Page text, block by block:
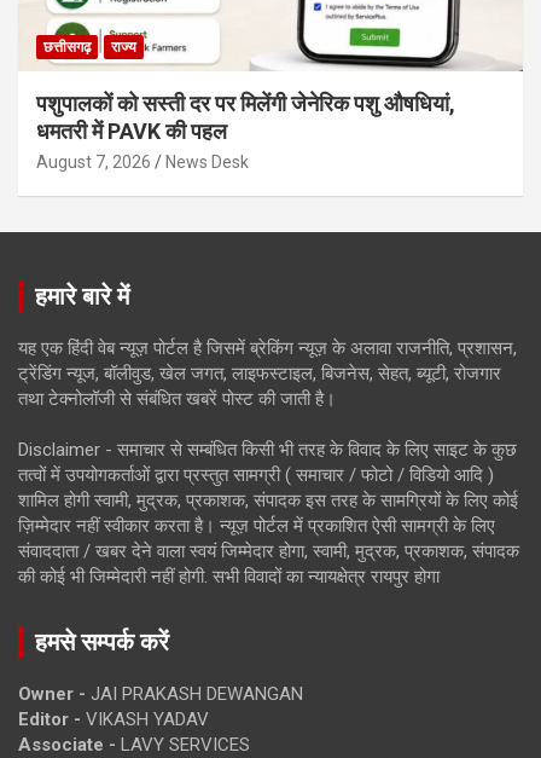
छत्तीसगढ़ राज्य
पशुपालकों को सस्ती दर पर मिलेंगी जेनेरिक पशु औषधियां,
धमतरी में PAVK की पहल
August 7, 2026 News Desk
हमारे बारे में
यह एक हिंदी वेब न्यूज़ पोर्टल है जिसमें ब्रेकिंग न्यूज़ के अलावा राजनीति, प्रशासन,
ट्रेंडिंग न्यूज, बॉलीवुड, खेल जगत, लाइफस्टाइल, बिजनेस, सेहत, ब्यूटी, रोजगार
तथा टेक्नोलॉजी से संबंधित खबरें पोस्ट की जाती है।
Disclaimer - समाचार से सम्बंधित किसी भी तरह के विवाद के लिए साइट के कुछ
तत्वों में उपयोगकर्ताओं द्वारा प्रस्तुत सामग्री ( समाचार / फोटो / विडियो आदि )
शामिल होगी स्वामी, मुद्रक, प्रकाशक, संपादक इस तरह के सामग्रियों के लिए कोई
ज़िम्मेदार नहीं स्वीकार करता है। न्यूज़ पोर्टल में प्रकाशित ऐसी सामग्री के लिए
संवाददाता / खबर देने वाला स्वयं जिम्मेदार होगा, स्वामी, मुद्रक, प्रकाशक, संपादक
की कोई भी जिम्मेदारी नहीं होगी. सभी विवादों का न्यायक्षेत्र रायपुर होगा
हमसे सम्पर्क करें
Owner - JAI PRAKASH DEWANGAN
Editor - VIKASH YADAV
Associate - LAVY SERVICES